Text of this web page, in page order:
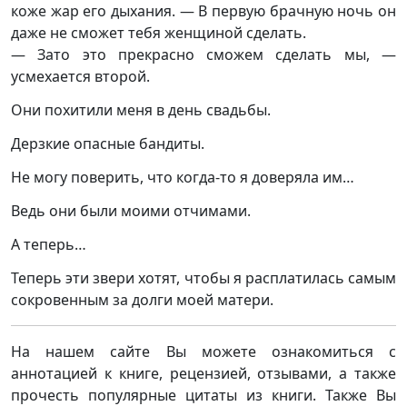
коже жар его дыхания. — В первую брачную ночь он
даже не сможет тебя женщиной сделать.
— Зато это прекрасно сможем сделать мы, —
усмехается второй.
Они похитили меня в день свадьбы.
Дерзкие опасные бандиты.
Не могу поверить, что когда-то я доверяла им…
Ведь они были моими отчимами.
А теперь…
Теперь эти звери хотят, чтобы я расплатилась самым
сокровенным за долги моей матери.
На нашем сайте Вы можете ознакомиться с
аннотацией к книге, рецензией, отзывами, а также
прочесть популярные цитаты из книги. Также Вы